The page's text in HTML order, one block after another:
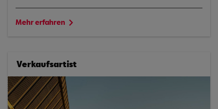
Mehr erfahren
Verkaufsartist